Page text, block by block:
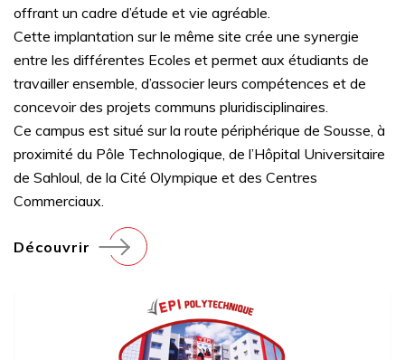
offrant un cadre d’étude et vie agréable.
Cette implantation sur le même site crée une synergie
entre les différentes Ecoles et permet aux étudiants de
travailler ensemble, d’associer leurs compétences et de
concevoir des projets communs pluridisciplinaires.
Ce campus est situé sur la route périphérique de Sousse, à
proximité du Pôle Technologique, de l’Hôpital Universitaire
de Sahloul, de la Cité Olympique et des Centres
Commerciaux.
Découvrir